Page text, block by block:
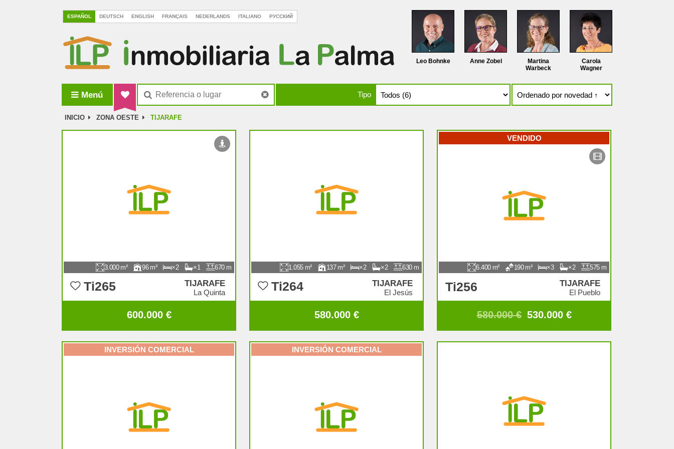
ILP Inmobiliaria La Palma
Leo Bohnke Anne Zobel
Martina
Warbeck
Carola
Wagner
ESPAÑOL DEUTSCH ENGLISH FRANÇAIS NEDERLANDS ITALIANO РУССКИЙ
Menú Tipo
INICIO ZONA OESTE TIJARAFE
3.000 96 2 1 670
Ti265 TIJARAFE
La Quinta
600.000 €
1.055 137 2 2 630
Ti264 TIJARAFE
El Jesús
580.000 €
6.400 190 3 2 575
Ti256 TIJARAFE
El Pueblo
580.000 € 530.000 €
VENDIDO
INVERSIÓN COMERCIAL INVERSIÓN COMERCIAL